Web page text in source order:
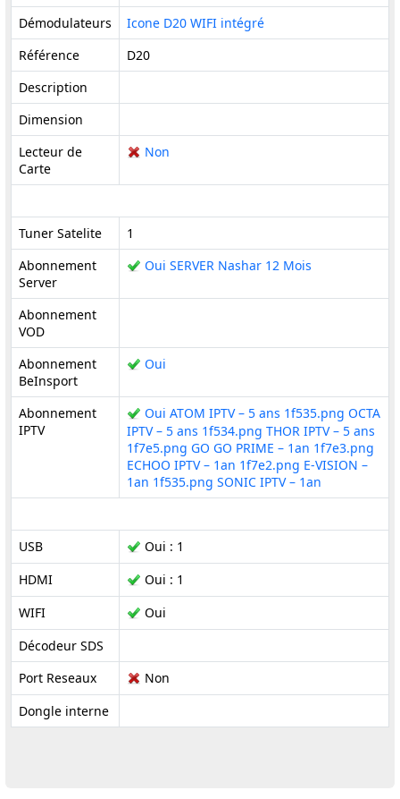
Démodulateurs
Icone D20 WIFI intégré
Référence
D20
Description
Dimension
Lecteur de
Carte
Non
Tuner Satelite
1
Abonnement
Server
Oui SERVER Nashar 12 Mois
Abonnement
VOD
Abonnement
BeInsport
Oui
Abonnement
IPTV
Oui ATOM IPTV – 5 ans 1f535.png OCTA
IPTV – 5 ans 1f534.png THOR IPTV – 5 ans
1f7e5.png GO GO PRIME – 1an 1f7e3.png
ECHOO IPTV – 1an 1f7e2.png E-VISION –
1an 1f535.png SONIC IPTV – 1an
USB
Oui : 1
HDMI
Oui : 1
WIFI
Oui
Décodeur SDS
Port Reseaux
Non
Dongle interne